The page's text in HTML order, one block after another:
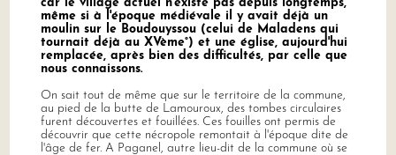
car le village actuel n'existe pas depuis longtemps,
même si à l'époque médiévale il y avait déjà un
moulin sur le Boudouyssou (celui de Maladens qui
tournait déjà au XVème°) et une église, aujourd'hui
remplacée, après bien des difficultés, par celle que
nous connaissons.
On sait tout de même que sur le territoire de la commune,
au pied de la butte de Lamouroux, des tombes circulaires
furent découvertes et fouillées. Ces fouilles ont permis de
découvrir que cette nécropole remontait à l'époque dite de
l'âge de fer. A Paganel, autre lieu-dit de la commune où se